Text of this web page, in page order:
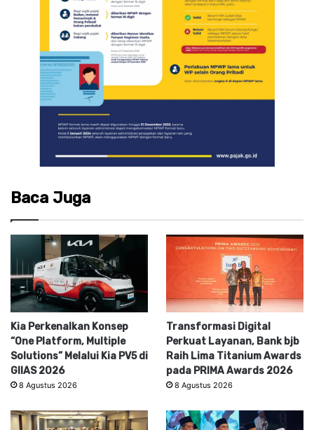
Baca Juga
Kia Perkenalkan Konsep
“One Platform, Multiple
Solutions” Melalui Kia PV5 di
GIIAS 2026
8 Agustus 2026
Transformasi Digital
Perkuat Layanan, Bank bjb
Raih Lima Titanium Awards
pada PRIMA Awards 2026
8 Agustus 2026